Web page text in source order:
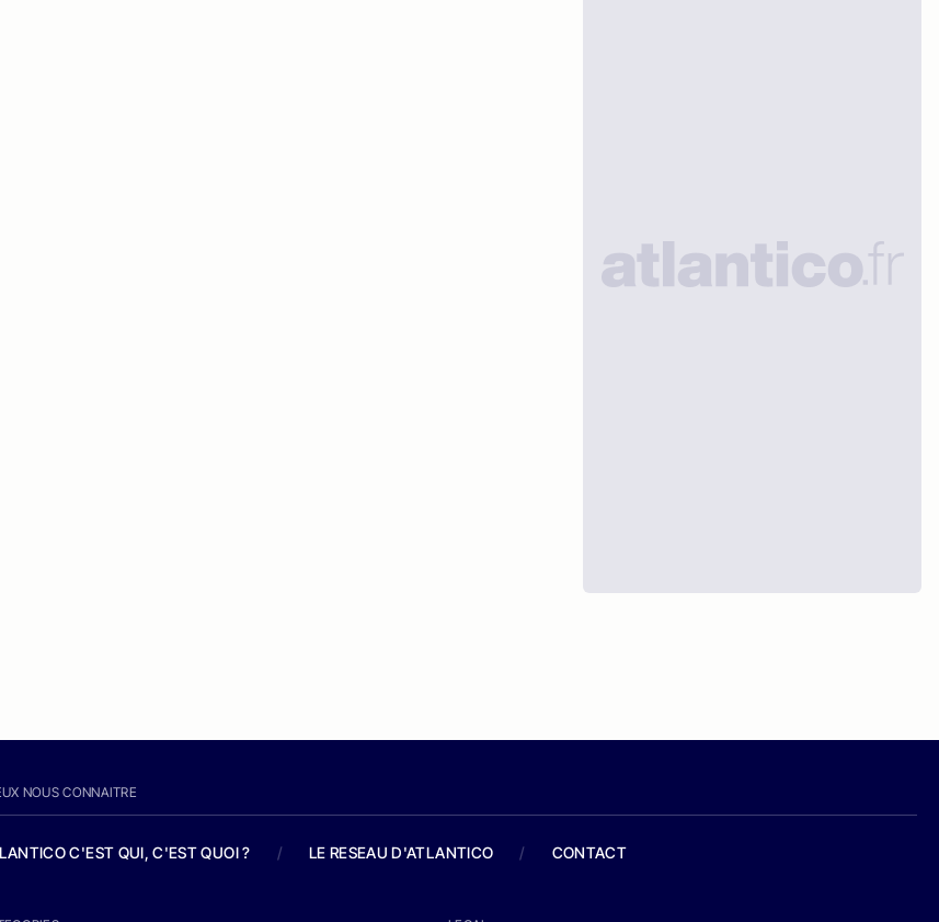
NOUS CONNAITRE
C'EST QUI, C'EST QUOI ? / LE RESEAU D'ATLANTICO / CONTACT